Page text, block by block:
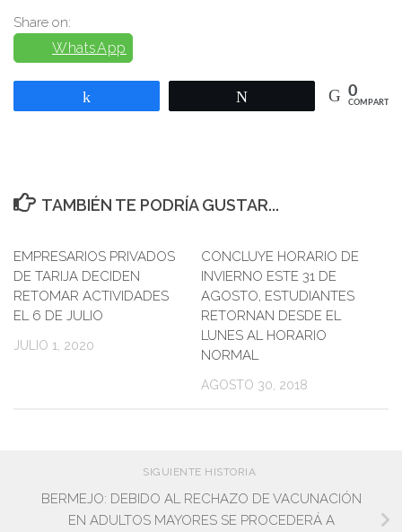
Share on:
WhatsApp
0
COMPARTIR
TAMBIÉN TE PODRÍA GUSTAR...
EMPRESARIOS PRIVADOS
DE TARIJA DECIDEN
RETOMAR ACTIVIDADES
EL 6 DE JULIO
JULIO 1, 2020
CONCLUYE HORARIO DE
INVIERNO ESTE 31 DE
AGOSTO, ESTUDIANTES
RETORNAN DESDE EL
LUNES AL HORARIO
NORMAL
AGOSTO 30, 2018
SIGUIENTE HISTORIA
BERMEJO: DEBIDO AL RECHAZO DE VACUNACIÓN
EN ADULTOS MAYORES SE PROCEDERÁ A